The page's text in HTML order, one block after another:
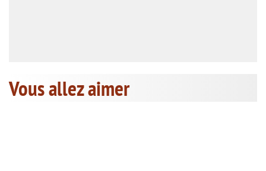
Vous allez aimer